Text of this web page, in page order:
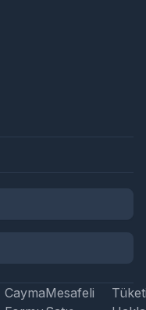
CaymaMesafeli